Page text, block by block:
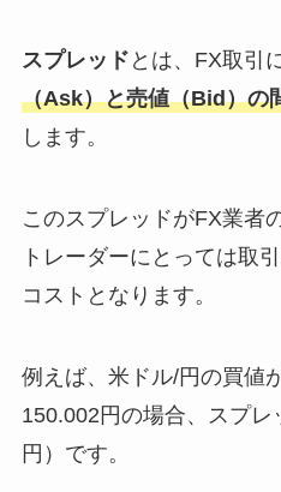
スプレッド とは、FX取引
（Ask）と売値（Bid）の
します。
このスプレッドがFX業者
トレーダーにとっては取
コストとなります。
例えば、米ドル/円の買値
150.002円の場合、スプ
円）です。